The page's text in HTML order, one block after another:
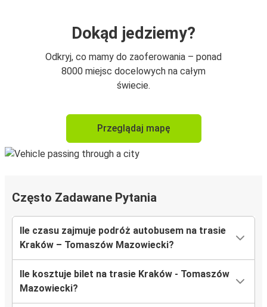
Dokąd jedziemy?
Odkryj, co mamy do zaoferowania – ponad
8000 miejsc docelowych na całym
świecie.
Przeglądaj mapę
Często Zadawane Pytania
Ile czasu zajmuje podróż autobusem na trasie
Kraków – Tomaszów Mazowiecki?
Ile kosztuje bilet na trasie Kraków - Tomaszów
Mazowiecki?